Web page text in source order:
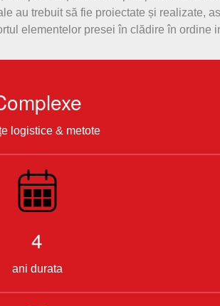
au trebuit să fie proiectate și realizate,
elementelor presei în clădire în ordine
logistice & metote
4
ani durata